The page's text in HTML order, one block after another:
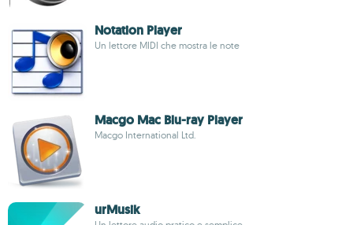
Notation Player
Un lettore MIDI che mostra le note
Macgo Mac Blu-ray Player
Macgo International Ltd.
urMusik